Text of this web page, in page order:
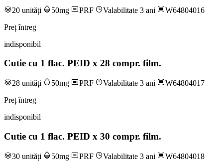
20 unități 50mg PRF Valabilitate 3 ani
W64804016
Preț întreg
indisponibil
Cutie cu 1 flac. PEID x 28 compr. film.
28 unități 50mg PRF Valabilitate 3 ani
W64804017
Preț întreg
indisponibil
Cutie cu 1 flac. PEID x 30 compr. film.
30 unități 50mg PRF Valabilitate 3 ani
W64804018